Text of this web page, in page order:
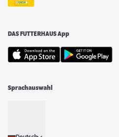
DAS FUTTERHAUS App
Sprachauswahl